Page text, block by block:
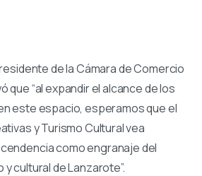
de la Cámara de Comercio
que “al expandir el alcance de los
este espacio, esperamos que el
y Turismo Cultural vea
como engranaje del
cultural de Lanzarote”.